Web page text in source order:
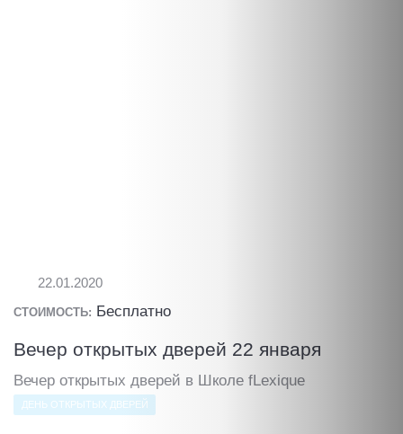
22.01.2020
СТОИМОСТЬ: Бесплатно
Вечер открытых дверей 22 января
Вечер открытых дверей в Школе fLexique
ДЕНЬ ОТКРЫТЫХ ДВЕРЕЙ